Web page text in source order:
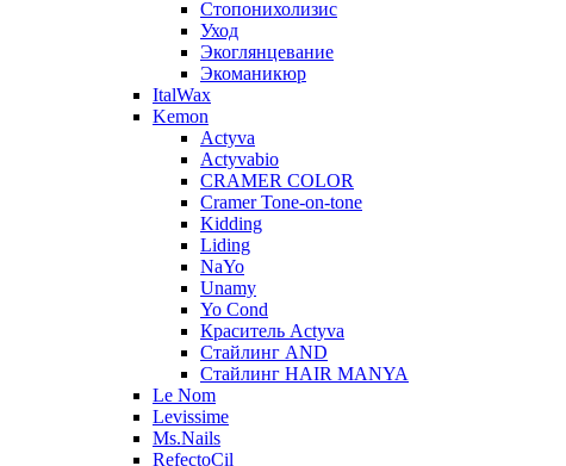
Стопонихолизис
Уход
Экоглянцевание
Экоманикюр
ItalWax
Kemon
Actyva
Actyvabio
CRAMER COLOR
Cramer Tone-on-tone
Kidding
Liding
NaYo
Unamy
Yo Cond
Краситель Actyva
Стайлинг AND
Стайлинг HAIR MANYA
Le Nom
Levissime
Ms.Nails
RefectoCil